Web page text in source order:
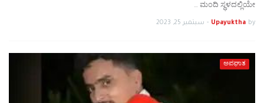
ಮಂದಿ ಸ್ಥಳದಲ್ಲಿಯೇ …
by
Upayuktha
- سبتمبر 25, 2023
ಅಪಘಾತ